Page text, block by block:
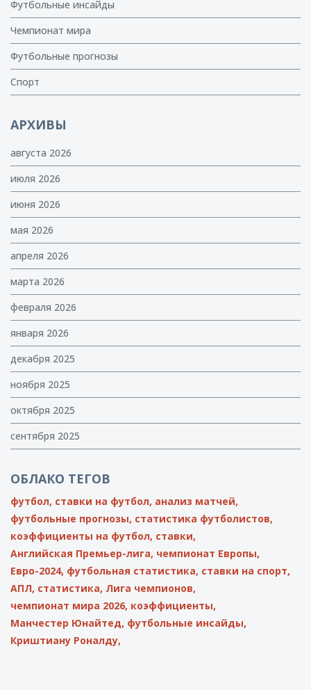
Футбольные инсайды
Чемпионат мира
Футбольные прогнозы
Спорт
АРХИВЫ
августа 2026
июля 2026
июня 2026
мая 2026
апреля 2026
марта 2026
февраля 2026
января 2026
декабря 2025
ноября 2025
октября 2025
сентября 2025
ОБЛАКО ТЕГОВ
футбол, ставки на футбол, анализ матчей,
футбольные прогнозы, статистика футболистов,
коэффициенты на футбол, ставки,
Английская Премьер-лига, чемпионат Европы,
Евро-2024, футбольная статистика, ставки на спорт,
АПЛ, статистика, Лига чемпионов,
чемпионат мира 2026, коэффициенты,
Манчестер Юнайтед, футбольные инсайды,
Криштиану Роналду,